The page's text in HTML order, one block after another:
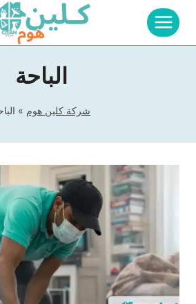
التجاوز
المحتوى
الباحة
شركة كلين هوم »